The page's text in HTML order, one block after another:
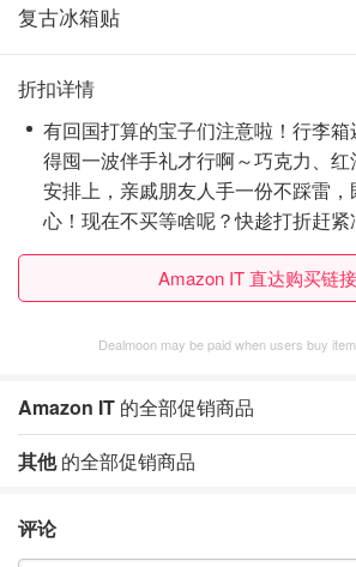
复古冰箱贴
折扣详情
有回国打算的宝子们注意啦！行李
得囤一波伴手礼才行啊～巧克力、
安排上，亲戚朋友人手一份不踩雷
心！现在不买等啥呢？快趁打折赶紧
Amazon IT 直达购买链
Dealmoon may be paid when users buy
Amazon IT 的全部促销商品
其他的全部促销商品
评论